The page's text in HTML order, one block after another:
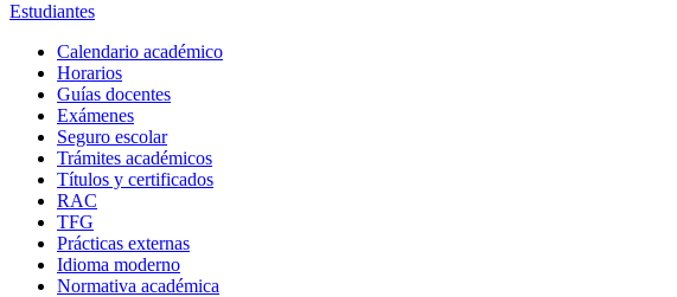
Estudiantes
Calendario académico
Horarios
Guías docentes
Exámenes
Seguro escolar
Trámites académicos
Títulos y certificados
RAC
TFG
Prácticas externas
Idioma moderno
Normativa académica